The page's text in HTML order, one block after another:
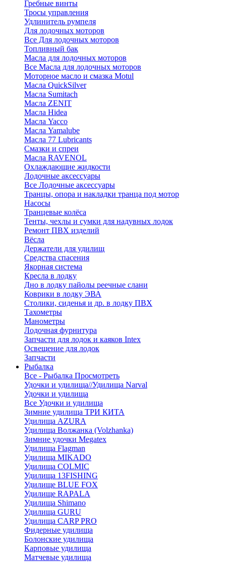
Гребные винты
Тросы управления
Удлинитель румпеля
Для лодочных моторов
Все Для лодочных моторов
Топливный бак
Масла для лодочных моторов
Все Масла для лодочных моторов
Моторное масло и смазка Motul
Масла QuickSilver
Масла Sumitach
Масла ZENIT
Масла Hidea
Масла Yacco
Масла Yamalube
Масла 77 Lubricants
Смазки и спреи
Масла RAVENOL
Охлаждающие жидкости
Лодочные аксессуары
Все Лодочные аксессуары
Транцы, опора и накладки транца под мотор
Насосы
Транцевые колёса
Тенты, чехлы и сумки для надувных лодок
Ремонт ПВХ изделий
Вёсла
Держатели для удилищ
Средства спасения
Якорная система
Кресла в лодку
Дно в лодку пайолы реечные слани
Коврики в лодку ЭВА
Столики, сиденья и др. в лодку ПВХ
Тахометры
Манометры
Лодочная фурнитура
Запчасти для лодок и каяков Intex
Освещение для лодок
Запчасти
Рыбалка
Все - Рыбалка Просмотреть
Удочки и удилища//Удилища Narval
Удочки и удилища
Все Удочки и удилища
Зимние удилища ТРИ КИТА
Удилища AZURA
Удилища Волжанка (Volzhanka)
Зимние удочки Megatex
Удилища Flagman
Удилища MIKADO
Удилища COLMIC
Удилища 13FISHING
Удилище BLUE FOX
Удилище RAPALA
Удилища Shimano
Удилища GURU
Удилища CARP PRO
Фидерные удилища
Болонские удилища
Карповые удилища
Матчевые удилища